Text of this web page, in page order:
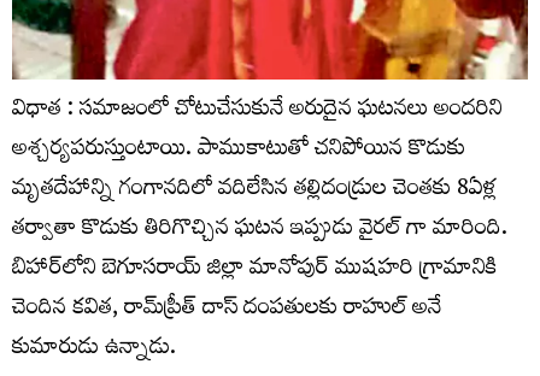
విధాత : సమాజంలో చోటుచేసుకునే అరుదైన ఘటనలు అందరిని
అశ్చర్యపరుస్తుంటాయి. పాముకాటుతో చనిపోయిన కొడుకు
మృతదేహాన్ని గంగానదిలో వదిలేసిన తల్లిదండ్రుల చెంతకు 8ఏళ్ల
తర్వాతా కొడుకు తిరిగొచ్చిన ఘటన ఇప్పుడు వైరల్ గా మారింది.
బిహార్‌లోని బెగూసరాయ్‌ జిల్లా మానోపుర్‌ ముషహరి గ్రామానికి
చెందిన కవిత, రామ్‌ప్రీత్‌ దాస్‌ దంపతులకు రాహుల్ అనే
కుమారుడు ఉన్నాడు.